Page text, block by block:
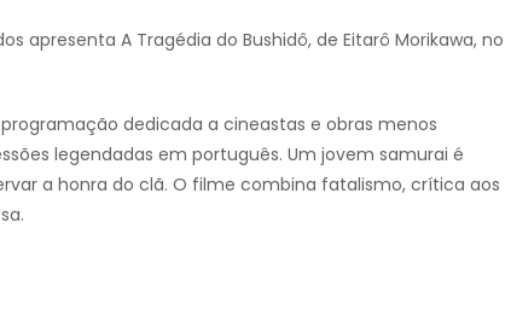
apresenta A Tragédia do Bushidô, de Eitarô Morikawa, no
dedicada a cineastas e obras menos
legendadas em português. Um jovem samurai é
a honra do clã. O filme combina fatalismo, crítica aos